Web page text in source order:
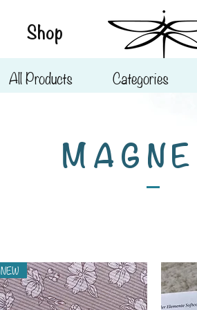
Shop
All Products Categories
NEW